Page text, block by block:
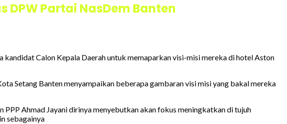
Partai NasDem Banten
Calon Kepala Daerah untuk memaparkan visi-misi mereka di hotel Aston
Setang Banten menyampaikan beberapa gambaran visi misi yang bakal mereka
Ahmad Jayani dirinya menyebutkan akan fokus meningkatkan di tujuh
sebagainya